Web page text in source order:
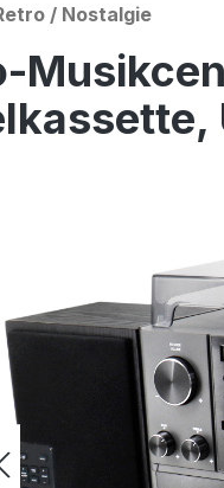
/ Nostalgie